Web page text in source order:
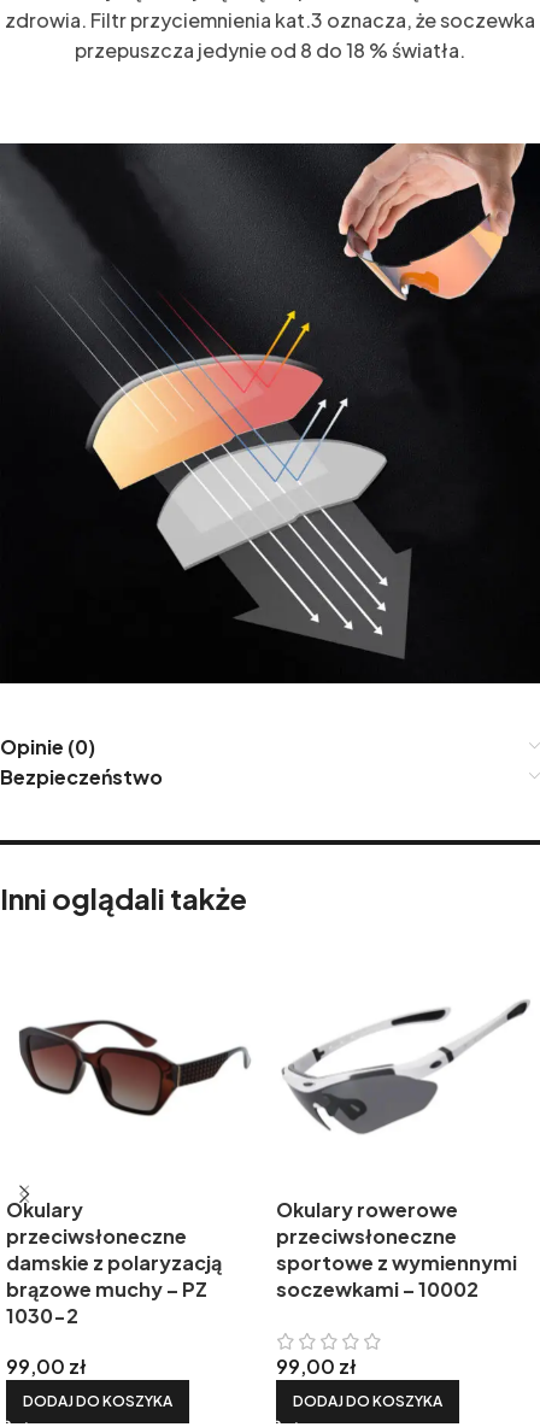
zdrowia. Filtr przyciemnienia kat.3 oznacza, że soczewka
przepuszcza jedynie od 8 do 18 % światła.
Opinie (0)
Bezpieczeństwo
Inni oglądali także
Okulary
przeciwsłoneczne
damskie z polaryzacją
brązowe muchy – PZ
1030-2
99,00 zł
DODAJ DO KOSZYKA
Okulary rowerowe
przeciwsłoneczne
sportowe z wymiennymi
soczewkami – 10002
99,00 zł
DODAJ DO KOSZYKA